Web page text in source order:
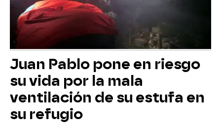
Juan Pablo pone en riesgo
su vida por la mala
ventilación de su estufa en
su refugio